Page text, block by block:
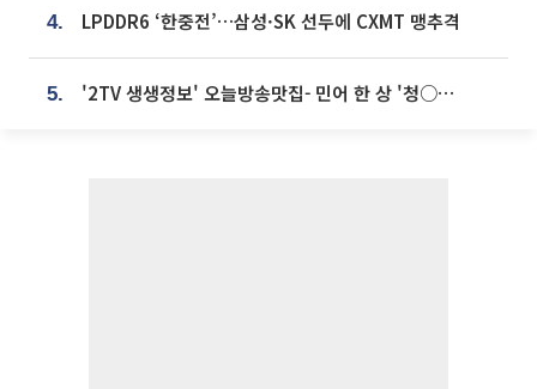
4. LPDDR6 ‘한중전’…삼성·SK 선두에 CXMT 맹추격
5. '2TV 생생정보' 오늘방송맛집- 민어 한 상 '청○○○' vs 전복 한 상 '명○'